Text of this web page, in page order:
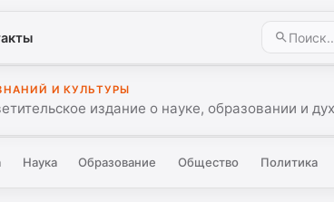
И КУЛЬТУРЫ
издание о науке, образовании и
Наука Образование Общество Политика